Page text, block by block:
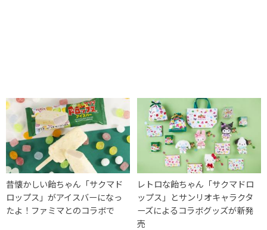
昔懐かしい飴ちゃん「サクマド
ロップス」がアイスバーになっ
たよ！ファミマとのコラボで
レトロな飴ちゃん「サクマドロ
ップス」とサンリオキャラクタ
ーズによるコラボグッズが新発
売